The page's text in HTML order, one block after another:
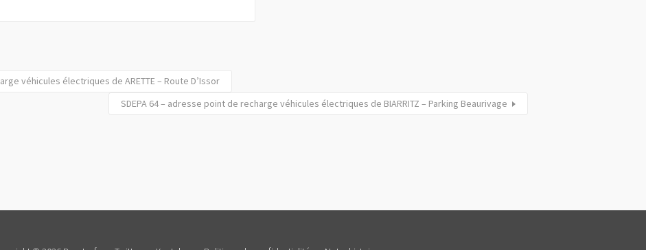
véhicules électriques de ARETTE – Route D’Issor
SDEPA 64 – adresse point de recharge véhicules électriques de BIARRITZ – Parking Beaurivage